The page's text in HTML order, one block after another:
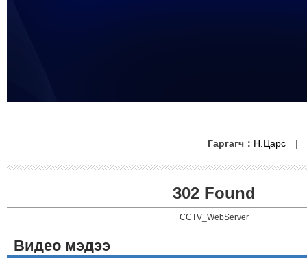
Гаргагч： Н.Царс |
302 Found
CCTV_WebServer
Видео мэдээ